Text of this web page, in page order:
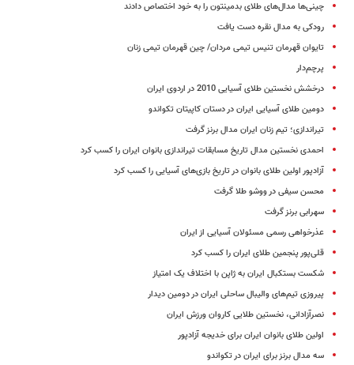
چینی‌ها مدال‌های طلای بدمینتون را به خود اختصاص دادند
رودکی به مدال نقره دست یافت
تایوان قهرمان تنیس تیمی مردان/ چین قهرمان تیمی زنان
پرچم‌دار
درخشش نخستین طلای آسیایی 2010 در اردوی ایران
دومین ‌طلای آسیایی ایران در دستان کاپیتان تکواندو
تیراندازی؛ تیم زنان ایران مدال برنز گرفت
احمدی نخستین مدال تاریخ مسابقات تیراندازی بانوان ایران را کسب کرد
آزادپور اولین طلای بانوان در تاریخ بازی‌های آسیایی را کسب کرد
محسن سیفی در ووشو طلا گرفت
سهرابی برنز گرفت
عذرخواهی رسمی مسئولان آسیایی از ایران
قلی‌‌پور پنجمین طلای ایران را کسب کرد
شکست بستکبال ایران به ژاپن با اختلاف یک امتیاز
پیروزی تیم‌های والیبال ساحلی ایران در دومین دیدار
نصرآزادانی، نخستین طلایی کاروان ورزش‌ ایران
اولین طلای بانوان ایران برای خدیجه آزادپور
سه مدال برنز برای ایران در تکواندو